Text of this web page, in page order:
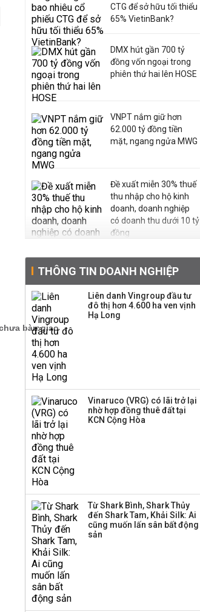
CTG để sở hữu tối thiểu
65% VietinBank?
DMX hút gần 700 tỷ
đồng vốn ngoại trong
phiên thứ hai lên HOSE
VNPT nắm giữ hơn
62.000 tỷ đồng tiền
mặt, ngang ngửa MWG
Đề xuất miễn 30% thuế
thu nhập cho hộ kinh
doanh, doanh nghiệp
có doanh thu dưới 10 tỷ
đồng
gần 500 triệu cổ phiếu,
tăng vốn lên gần
77.800 tỷ
phiếu, người làm chủ
tịch ở tuổi 27
Việt Nam muốn phát
triển quỹ hưu trí: Từ tiết
kiệm gia đình thành
THÔNG TIN DOANH NGHIỆP
Liên danh Vingroup đầu tư
đô thị hơn 4.600 ha ven vịnh
Hạ Long
Vinaruco (VRG) có lãi trở lại
nhờ hợp đồng thuê đất tại
KCN Cộng Hòa
Từ Shark Bình, Shark Thủy
đến Shark Tam, Khải Silk: Ai
cũng muốn lấn sân bất động
sản